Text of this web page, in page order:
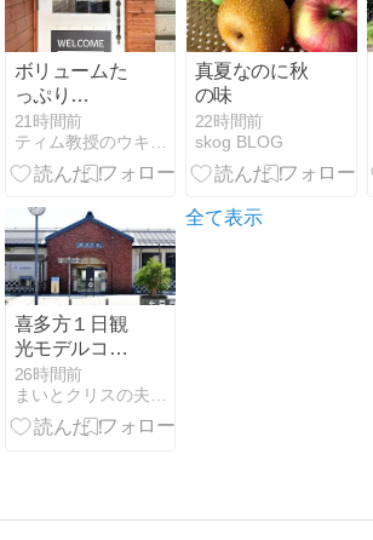
応、そしてケ
チャップまみ
れの本家フリ
ットに舌鼓
ボリュームた
っぷり
「Como
Seimpre」
21時間前
真夏なのに秋
の味
22時間前
skog BLOG
喜多方１日観
光モデルコー
ス【地図付
き】車なし！
公共交通機関
26時間前
全て表示